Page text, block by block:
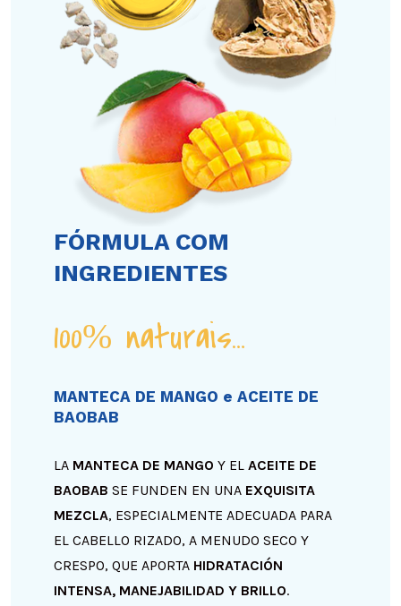
FÓRMULA COM
INGREDIENTES
100% naturais…
MANTECA DE MANGO e ACEITE DE
BAOBAB
LA MANTECA DE MANGO Y EL ACEITE DE
BAOBAB SE FUNDEN EN UNA EXQUISITA
MEZCLA, ESPECIALMENTE ADECUADA PARA
EL CABELLO RIZADO, A MENUDO SECO Y
CRESPO, QUE APORTA HIDRATACIÓN
INTENSA, MANEJABILIDAD Y BRILLO.